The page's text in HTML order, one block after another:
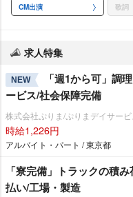
CM出演 歌詞
求人特集
NEW
「週1から可」調
ービス/社会保障完備
株式会社ぷりま/ぷりまデイサー
時給1,226円
アルバイト・パート / 東京都
「寮完備」トラックの積
払い/工場・製造